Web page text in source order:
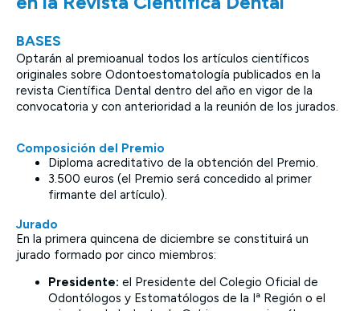
BASES
Optarán al premioanual todos los artículos científicos
originales sobre Odontoestomatología publicados en la
revista Científica Dental dentro del año en vigor de la
convocatoria y con anterioridad a la reunión de los jurados.
Composición del Premio
Diploma acreditativo de la obtención del Premio.
3.500 euros (el Premio será concedido al primer
firmante del artículo).
Jurado
En la primera quincena de diciembre se constituirá un
jurado formado por cinco miembros:
Presidente: el Presidente del Colegio Oficial de
Odontólogos y Estomatólogos de la Iª Región o el